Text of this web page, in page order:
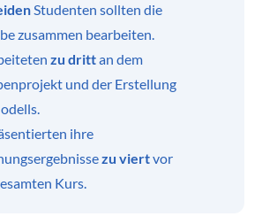
Studenten sollten die
zusammen bearbeiten.
zu drittan dem
und der Erstellung
ihre
zu viertvor
Kurs.